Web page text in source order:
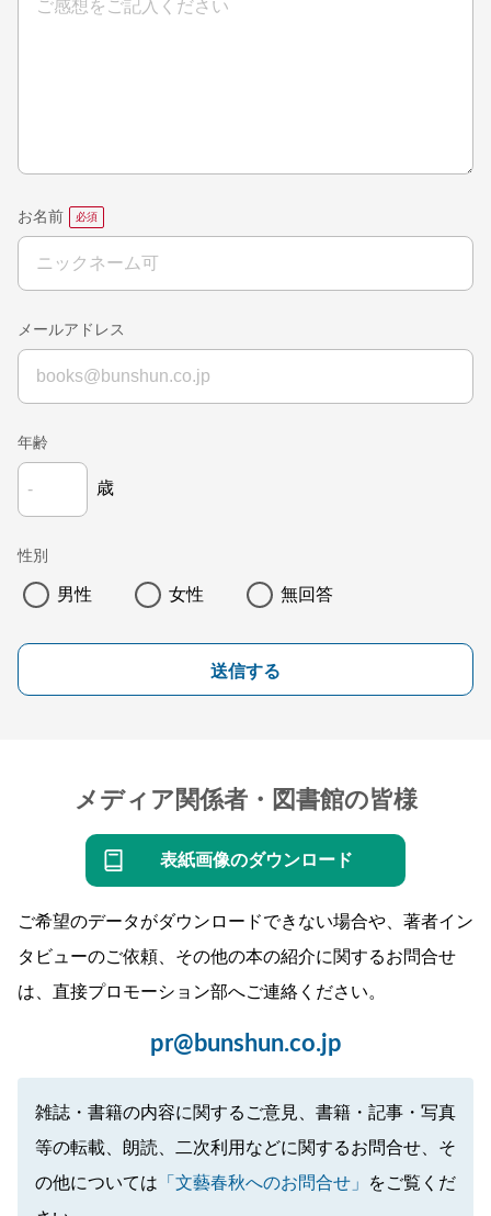
お名前
メールアドレス
年齢
歳
性別
男性 女性 無回答
送信する
メディア関係者・図書館の皆様
表紙画像のダウンロード
ご希望のデータがダウンロードできない場合や、著者イン
タビューのご依頼、その他の本の紹介に関するお問合せ
は、直接プロモーション部へご連絡ください。
pr@bunshun.co.jp
雑誌・書籍の内容に関するご意見、書籍・記事・写真
等の転載、朗読、二次利用などに関するお問合せ、そ
の他については 「文藝春秋へのお問合せ」
をご覧くだ